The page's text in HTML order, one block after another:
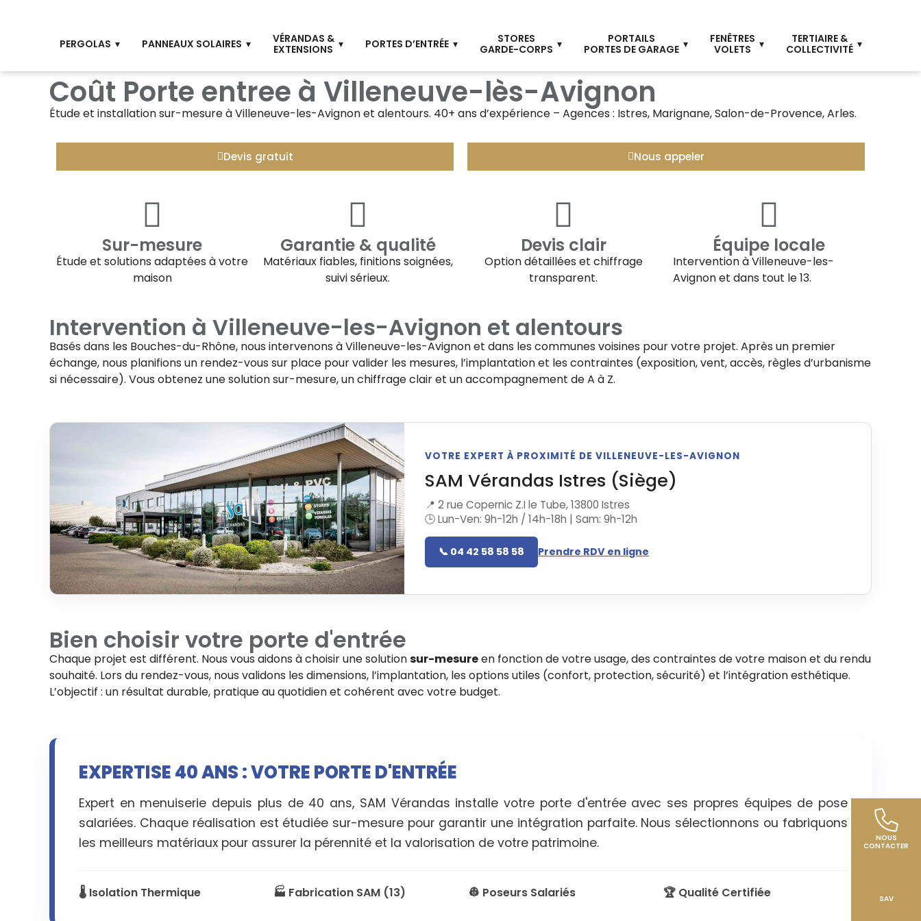
PERGOLAS PANNEAUX SOLAIRES
VÉRANDAS &
EXTENSIONS
PORTES D’ENTRÉE
STORES
GARDE-CORPS
PORTAILS
PORTES DE GARAGE
FENÊTRES
VOLETS
TERTIAIRE &
COLLECTIVITÉ
NOUS
CONTACTER
SAV
Coût Porte entree à Villeneuve-lès-Avignon
Étude et installation sur-mesure àVilleneuve-les-Avignonet alentours. 40+ ans d’expérience – Agences : Istres, Marignane, Salon-de-Provence, Arles.
Devis gratuit Nous appeler
Sur-mesure
Étude et solutions adaptées à votre
maison
Garantie & qualité
Matériaux fiables, finitions soignées,
suivi sérieux.
Devis clair
Option détaillées et chiffrage
transparent.
Équipe locale
Intervention àVilleneuve-les-
Avignonet dans tout le 13.
Intervention à Villeneuve-les-Avignon et alentours
Basés dans les Bouches-du-Rhône, nous intervenons àVilleneuve-les-Avignonet dans les communes voisines pour votre projet. Après un premier
échange, nous planifions un rendez-vous sur place pour valider les mesures, l’implantation et les contraintes (exposition, vent, accès, règles d’urbanisme
si nécessaire). Vous obtenez une solution sur-mesure, un chiffrage clair et un accompagnement de A à Z.
VOTRE EXPERT À PROXIMITÉ DE VILLENEUVE-LES-AVIGNON
SAM Vérandas Istres (Siège)
📍 2 rue Copernic Z.I le Tube, 13800 Istres
🕒 Lun-Ven: 9h-12h / 14h-18h | Sam: 9h-12h
📞 04 42 58 58 58 Prendre RDV en ligne
Bien choisir votre porte d'entrée
Chaque projet est différent. Nous vous aidons à choisir une solutionsur-mesureen fonction de votre usage, des contraintes de votre maison et du rendu
souhaité. Lors du rendez-vous, nous validons les dimensions, l’implantation, les options utiles (confort, protection, sécurité) et l’intégration esthétique.
L’objectif : un résultat durable, pratique au quotidien et cohérent avec votre budget.
EXPERTISE 40 ANS : VOTRE PORTE D'ENTRÉE
Expert en menuiserie depuis plus de 40 ans, SAM Vérandas installe votre porte d'entrée avec ses propres équipes de pose
salariées. Chaque réalisation est étudiée sur-mesure pour garantir une intégration parfaite. Nous sélectionnons ou fabriquons
les meilleurs matériaux pour assurer la pérennité et la valorisation de votre patrimoine.
🌡️ Isolation Thermique 🏭 Fabrication SAM (13) 👷 Poseurs Salariés 🏆 Qualité Certifiée